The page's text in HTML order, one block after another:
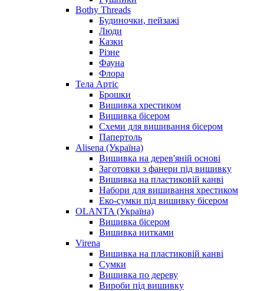
Bothy Threads
Будиночки, пейзажі
Люди
Казки
Різне
Фауна
Флора
Тела Артіс
Брошки
Вишивка хрестиком
Вишивка бісером
Схеми для вишивання бісером
Папертоль
Alisena (Україна)
Вишивка на дерев'яній основі
Заготовки з фанери під вишивку
Вишивка на пластиковій канві
Набори для вишивання хрестиком
Еко-сумки під вишивку бісером
OLANTA (Україна)
Вишивка бісером
Вишивка нитками
Virena
Вишивка на пластиковій канві
Сумки
Вишивка по дереву
Вироби під вишивку